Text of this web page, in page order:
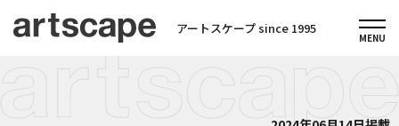
アートスケープ since 1995